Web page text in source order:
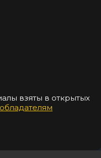
взяты в открытых